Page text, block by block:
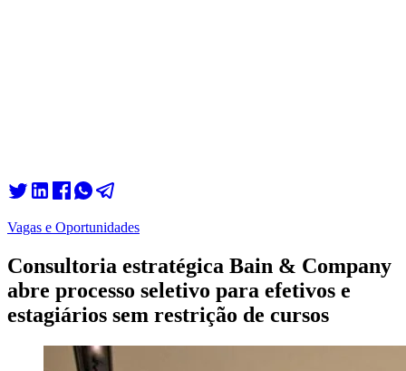
Vagas e Oportunidades
Consultoria estratégica Bain & Company
abre processo seletivo para efetivos e
estagiários sem restrição de cursos